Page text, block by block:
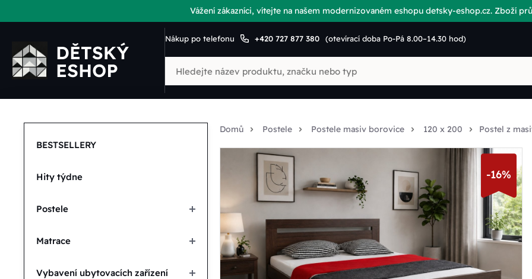
Vážení zákazníci, vítejte na našem modernizovaném eshopu detsky-eshop.cz. Zboží
Nákup po telefonu +420 727 877 380 (otevírací doba Po-Pá 8.00–14.30 hod)
BESTSELLERY
Hity týdne
Postele
Matrace
Vybavení ubytovacích zařízení
Domů Postele Postele masiv borovice 120 x 200 Postel z
-16%